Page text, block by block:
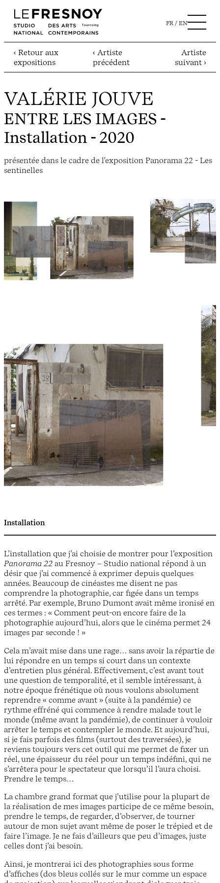
FR EN
‹ Retour aux
expositions
‹ Artiste
précédent
Artiste
suivant ›
VALÉRIE JOUVE
ENTRE LES IMAGES -
Installation - 2020
présentée dans le cadre de l'exposition Panorama 22 - Les
sentinelles
Installation
L’installation que j’ai choisie de montrer pour l’exposition
Panorama 22 au Fresnoy – Studio national répond à un
désir que j’ai commencé à exprimer depuis quelques
années. Beaucoup de cinéastes me disent ne pas
comprendre la photographie, car figée dans un temps
arrêté. Par exemple, Bruno Dumont avait même ironisé en
ces termes : « Comment peut-on encore faire de la
photographie aujourd’hui, alors que le cinéma permet 24
images par seconde ! »
Cela m’avait mise dans une rage… sans avoir la répartie de
lui répondre en un temps si court dans un contexte
d’entretien plus général. Effectivement, c’est avant tout
une question de temporalité, et il semble intéressant, à
notre époque frénétique où nous voulons absolument
reprendre « comme avant » (suite à la pandémie) ce
rythme effréné qui commence à rendre malade tout le
monde (même avant la pandémie), de continuer à vouloir
arrêter le temps et contempler le monde. Et aujourd’hui,
si je fais parfois des films (surtout des traversées), je
reviens toujours vers cet outil qui me permet de fixer un
réel, une épaisseur du réel pour un temps indéfini, qui ne
s’arrêtera pour le spectateur que lorsqu’il l’aura choisi.
Prendre le temps…
La chambre grand format que j’utilise pour la plupart de
la réalisation de mes images participe de ce même besoin,
prendre le temps, de regarder, d’observer, de tourner
autour de mon sujet avant même de poser le trépied et de
faire l’image. Je ne fais d’ailleurs que peu d’images, juste
celles dont j’ai besoin.
Ainsi, je montrerai ici des photographies sous forme
d’affiches (dos bleus collés sur le mur comme un espace